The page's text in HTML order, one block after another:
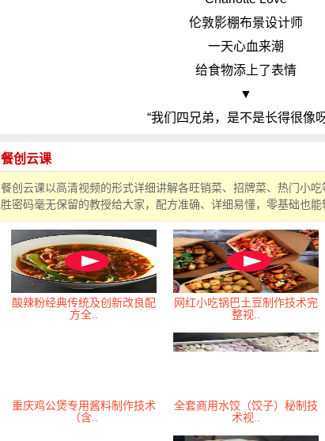
伦敦影棚布景设计师
一天心血来潮
给食物添上了表情
▼
“我们四兄弟，是不是长得很像
餐创云课
餐创云课以高清视频的形式详细讲解各旺销菜、招牌菜、热门小
胜密码毫无保留的教授给大家，配方准确、详细易懂，零基础也能
酸辣粉经典传统及创新改良配
方全..
网红小吃锅巴土豆制作技术完
整视..
重庆鸡公煲专用酱料制作技术
（含..
全套商用水饺（饺子）秘制技
术视..